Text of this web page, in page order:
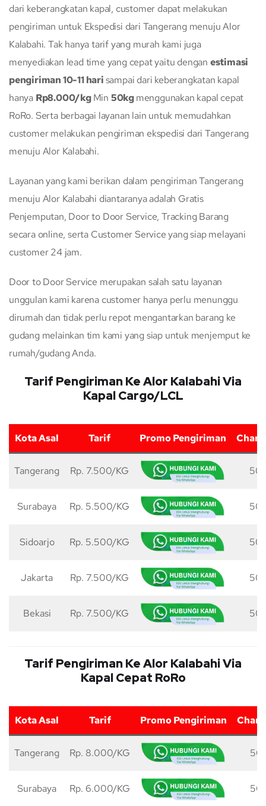
dari keberangkatan kapal, customer dapat melakukan
pengiriman untuk Ekspedisi dari Tangerang menuju Alor
Kalabahi. Tak hanya tarif yang murah kami juga
menyediakan lead time yang cepat yaitu dengan estimasi
pengiriman 10-11 harisampai dari keberangkatan kapal
hanya Rp8.000/kgMin 50kgmenggunakan kapal cepat
RoRo. Serta berbagai layanan lain untuk memudahkan
customer melakukan pengiriman ekspedisi dari Tangerang
menuju Alor Kalabahi.
Layanan yang kami berikan dalam pengiriman Tangerang
menuju Alor Kalabahi diantaranya adalah Gratis
Penjemputan, Door to Door Service, Tracking Barang
secara online, serta Customer Service yang siap melayani
customer 24 jam.
Door to Door Service merupakan salah satu layanan
unggulan kami karena customer hanya perlu menunggu
dirumah dan tidak perlu repot mengantarkan barang ke
gudang melainkan tim kami yang siap untuk menjemput ke
rumah/gudang Anda.
Tarif Pengiriman Ke Alor Kalabahi Via
Kapal Cargo/LCL
Kota Asal Tarif Promo Pengiriman
Tangerang Rp. 7.500/KG 50
Surabaya Rp. 5.500/KG 50
Sidoarjo Rp. 5.500/KG 50
Jakarta Rp. 7.500/KG 50
Bekasi Rp. 7.500/KG 50
Tarif Pengiriman Ke Alor Kalabahi Via
Kapal Cepat RoRo
Kota Asal Tarif Promo Pengiriman
Tangerang Rp. 8.000/KG 50
Surabaya Rp. 6.000/KG 50